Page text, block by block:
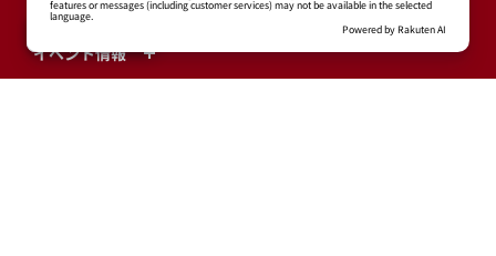
チケット
イベント情報